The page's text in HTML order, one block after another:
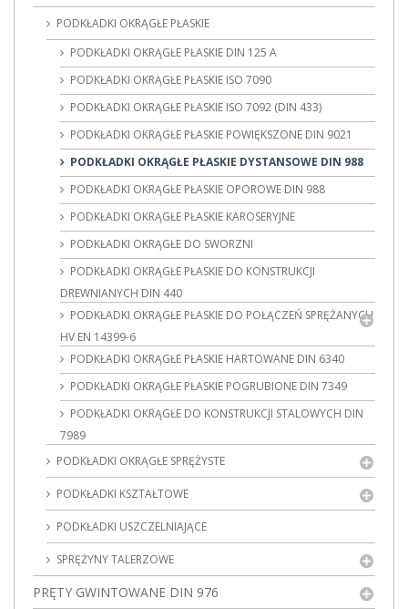
PODKŁADKI OKRĄGŁE PŁASKIE
PODKŁADKI OKRĄGŁE PŁASKIE DIN 125 A
PODKŁADKI OKRĄGŁE PŁASKIE ISO 7090
PODKŁADKI OKRĄGŁE PŁASKIE ISO 7092 (DIN 433)
PODKŁADKI OKRĄGŁE PŁASKIE POWIĘKSZONE DIN 9021
PODKŁADKI OKRĄGŁE PŁASKIE DYSTANSOWE DIN 988
PODKŁADKI OKRĄGŁE PŁASKIE OPOROWE DIN 988
PODKŁADKI OKRĄGŁE PŁASKIE KAROSERYJNE
PODKŁADKI OKRĄGŁE DO SWORZNI
PODKŁADKI OKRĄGŁE PŁASKIE DO KONSTRUKCJI
DREWNIANYCH DIN 440
PODKŁADKI OKRĄGŁE PŁASKIE DO POŁĄCZEŃ SPRĘŻANYCH
HV EN 14399-6
PODKŁADKI OKRĄGŁE PŁASKIE HARTOWANE DIN 6340
PODKŁADKI OKRĄGŁE PŁASKIE POGRUBIONE DIN 7349
PODKŁADKI OKRĄGŁE DO KONSTRUKCJI STALOWYCH DIN
7989
PODKŁADKI OKRĄGŁE SPRĘŻYSTE
PODKŁADKI KSZTAŁTOWE
PODKŁADKI USZCZELNIAJĄCE
SPRĘŻYNY TALERZOWE
PRĘTY GWINTOWANE DIN 976